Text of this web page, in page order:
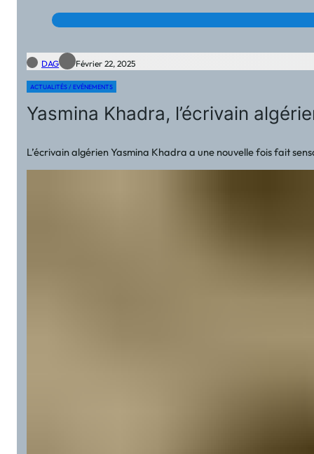
DAG Février 22, 2025
ACTUALITÉS / EVÉNEMENTS
Yasmina Khadra, l’écrivain
L’écrivain algérien Yasmina Khadra a une nouvelle fois fait